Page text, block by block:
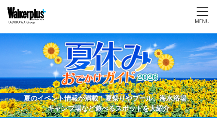
MENU
夏のイベント情報が満載！夏祭りやプール、海水浴場、
キャンプ場など遊べるスポットを大紹介